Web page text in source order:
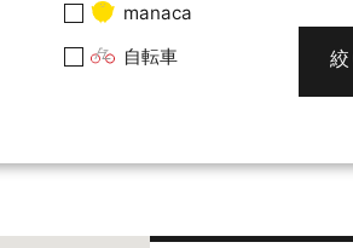
manaca
自転車